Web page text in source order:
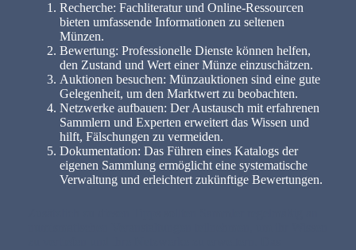
Recherche: Fachliteratur und Online-Ressourcen
bieten umfassende Informationen zu seltenen
Münzen.
Bewertung: Professionelle Dienste können helfen,
den Zustand und Wert einer Münze einzuschätzen.
Auktionen besuchen: Münzauktionen sind eine gute
Gelegenheit, um den Marktwert zu beobachten.
Netzwerke aufbauen: Der Austausch mit erfahrenen
Sammlern und Experten erweitert das Wissen und
hilft, Fälschungen zu vermeiden.
Dokumentation: Das Führen eines Katalogs der
eigenen Sammlung ermöglicht eine systematische
Verwaltung und erleichtert zukünftige Bewertungen.